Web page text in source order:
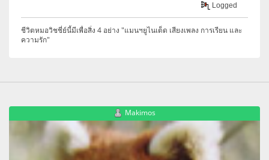
Logged
ชีวิตหมอวิชชี่ย์นี้มีเพื่อสิ่ง 4 อย่าง "แมนฯยูไนเต็ด เสียงเพลง การเรียน และ
ความรัก"
Makimos